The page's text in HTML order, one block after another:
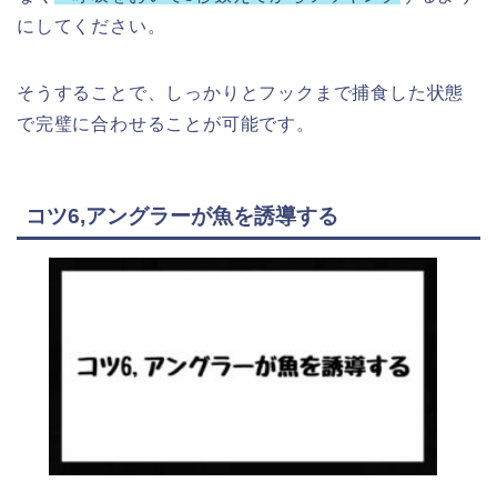
にしてください。
そうすることで、しっかりとフックまで捕食した状態
で完璧に合わせることが可能です。
コツ6,アングラーが魚を誘導する